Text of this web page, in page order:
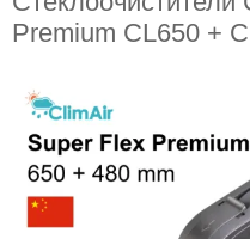
Premium CL650 +